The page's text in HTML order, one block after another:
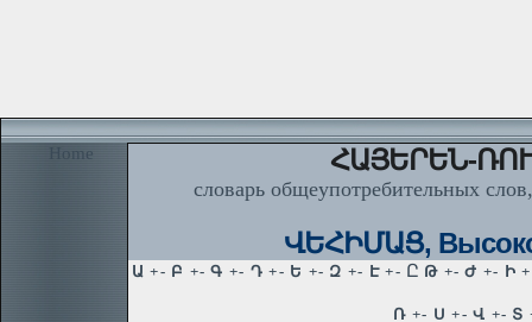
Home ՀԱՅԵՐԵՆ-
словарь общеупотребительных
ՎԵՀԻՄԱՑ,